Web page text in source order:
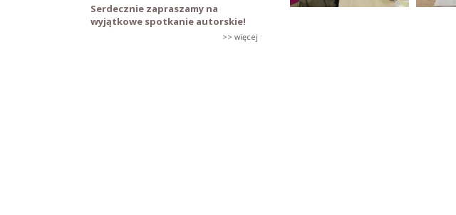
Serdecznie zapraszamy na
wyjątkowe spotkanie autorskie!
>> więcej